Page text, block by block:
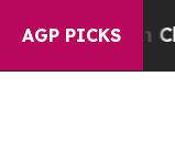
AGP PICKS
in